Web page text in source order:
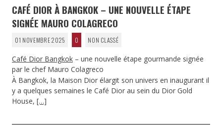
CAFÉ DIOR À BANGKOK – UNE NOUVELLE ÉTAPE
SIGNÉE MAURO COLAGRECO
01 NOVEMBRE 2025 0 NON CLASSÉ
Café Dior Bangkok – une nouvelle étape gourmande signée
par le chef Mauro Colagreco
À Bangkok, la Maison Dior élargit son univers en inaugurant il
y a quelques semaines le Café Dior au sein du Dior Gold
House, […]